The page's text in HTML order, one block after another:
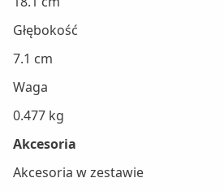
Głębokość
7.1 cm
Waga
0.477 kg
Akcesoria
Akcesoria w zestawie